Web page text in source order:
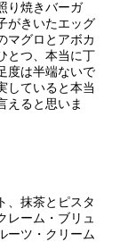
り焼きバーガ
がきいたエッグ
マグロとアボカ
とつ、本当に丁
度は半端ないで
していると本当
えると思いま
、抹茶とピスタ
レーム・ブリュ
ーツ・クリーム